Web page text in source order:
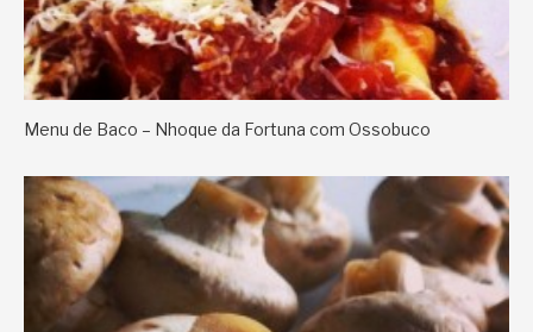
Menu de Baco – Nhoque da Fortuna com Ossobuco